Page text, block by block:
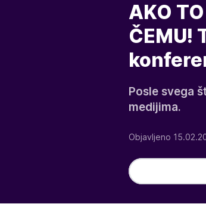
AKO
ČEMU!
Posle svega
medijima.
Objavljeno